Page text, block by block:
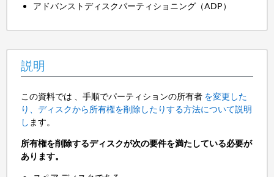
アドバンストディスクパーティショニング（ADP）
説明
この資料では 、手順でパーティションの所有者 を変更した
り、ディスクから所有権を削除したりする方法について説明
し ます。
所有権を削除するディスクが次の要件を満たしている必要が
あります。